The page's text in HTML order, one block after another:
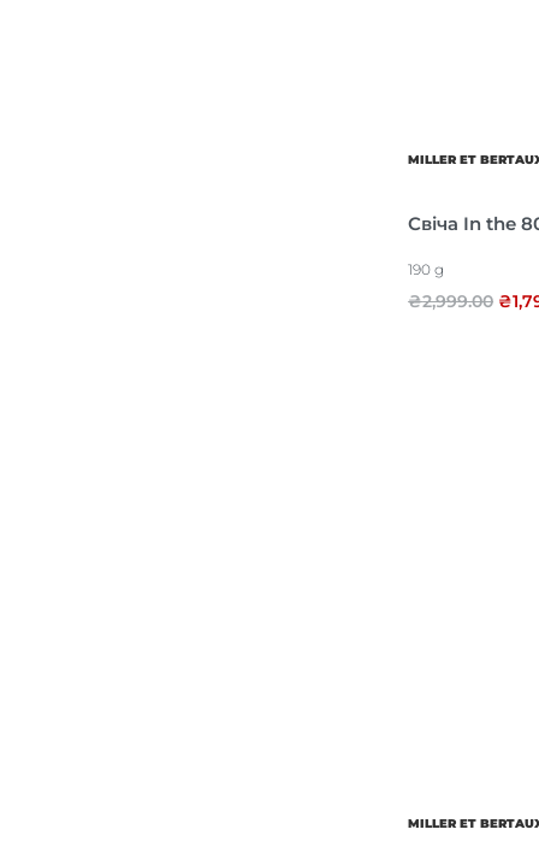
MILLER ET
Свіча In the
190 g
₴2,999.00 ₴
MILLER ET